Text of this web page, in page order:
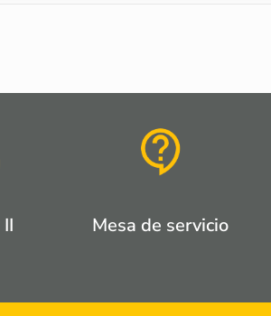
Mesa de servicio